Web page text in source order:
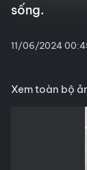
sống.
11/06/2024
Xem toàn bộ